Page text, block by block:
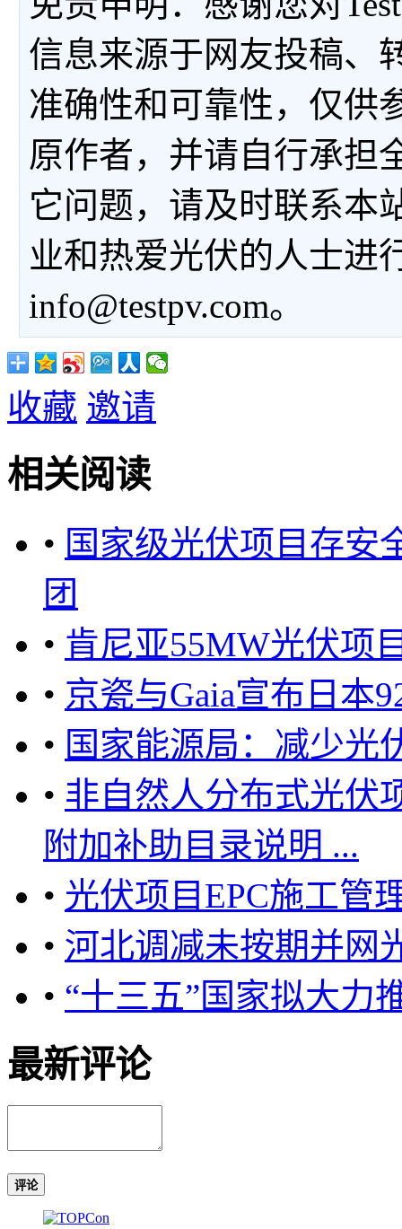
信息来源于网友投稿、
准确性和可靠性，仅供
原作者，并请自行承担
它问题，请及时联系本
业和热爱光伏的人士进
info@testpv.com。
收藏 邀请
相关阅读
• 国家级光伏项目存安
团
• 肯尼亚55MW光伏项
• 京瓷与Gaia宣布日本
• 国家能源局：减少光
• 非自然人分布式光伏
附加补助目录说明 ...
• 光伏项目EPC施工管
• 河北调减未按期并网
• “十三五”国家拟大力
最新评论
评论